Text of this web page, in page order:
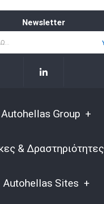
Newsletter
Autohellas Group
& Δραστηριότητες
Autohellas Sites